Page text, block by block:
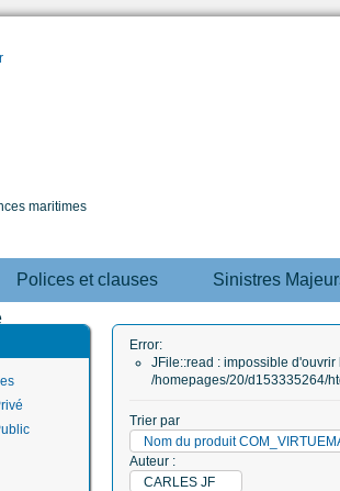
Polices et clauses Sinistres
Error:
JFile::read : impossible d'ouvrir
/homepages/20/d153335264/
Trier par
Nom du produit
Auteur :
CARLES JF